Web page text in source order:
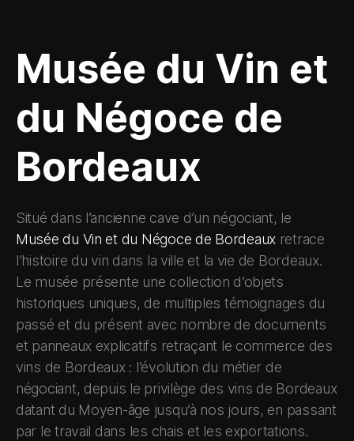
Musée du Vin et
du Négoce de
Bordeaux
Situé dans l’ancienne cave d’un négociant, le
Musée du Vin et du Négoce de Bordeaux retrace
l’histoire du vin dans la ville et la vie de Bordeaux.
Le musée présente une collection d’objets
historiques uniques, de multiples témoignages du
passé et du présent avec nombre de documents
et panneaux explicatifs retraçant le commerce des
vins de Bordeaux : l’évolution du métier de
négociant, depuis le privilège des vins de Bordeaux
datant du Moyen-âge jusqu’à nos jours, en passant
par le travail dans les chais et les exportations.